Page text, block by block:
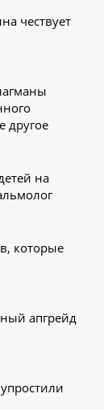
чествует
другое
на
которые
апгрейд